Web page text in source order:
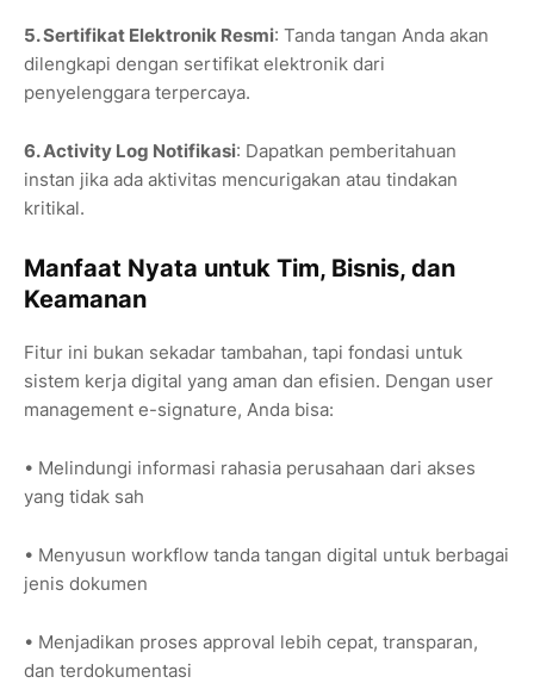
5. Sertifikat Elektronik Resmi: Tanda tangan Anda akan
dilengkapi dengan sertifikat elektronik dari
penyelenggara terpercaya.
6. Activity Log Notifikasi: Dapatkan pemberitahuan
instan jika ada aktivitas mencurigakan atau tindakan
kritikal.
Manfaat Nyata untuk Tim, Bisnis, dan
Keamanan
Fitur ini bukan sekadar tambahan, tapi fondasi untuk
sistem kerja digital yang aman dan efisien. Dengan user
management e-signature, Anda bisa:
• Melindungi informasi rahasia perusahaan dari akses
yang tidak sah
• Menyusun workflow tanda tangan digital untuk berbagai
jenis dokumen
• Menjadikan proses approval lebih cepat, transparan,
dan terdokumentasi